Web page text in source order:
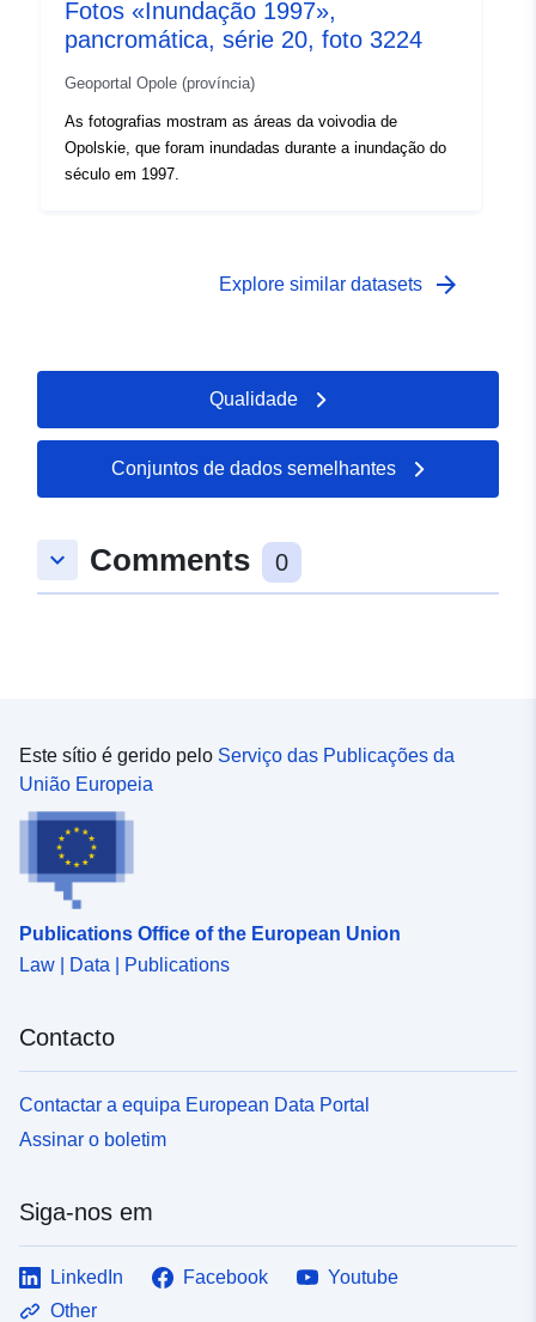
Fotos «Inundação 1997»,
pancromática, série 20, foto 3224
Geoportal Opole (província)
As fotografias mostram as áreas da voivodia de
Opolskie, que foram inundadas durante a inundação do
século em 1997.
Explore similar datasets arrow_forward
Qualidade
Conjuntos de dados semelhantes
keyboard_arrow_down Comments 0
Este sítio é gerido pelo Serviço das Publicações da
União Europeia
Publications Office of the European Union
Law | Data | Publications
Contacto
Contactar a equipa European Data Portal
Assinar o boletim
Siga-nos em
LinkedIn Facebook
Youtube
Other